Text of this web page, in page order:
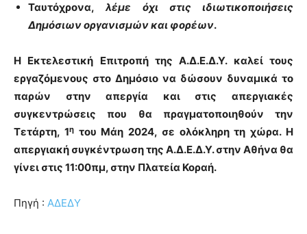
Ταυτόχρονα,λέμε όχι στις ιδιωτικοποιήσεις
Δημόσιων οργανισμών και φορέων.
Η Εκτελεστική Επιτροπή της Α.Δ.Ε.Δ.Υ. καλεί τους
εργαζόμενους στο Δημόσιο να δώσουν δυναμικά το
παρών στην απεργία και στις απεργιακές
συγκεντρώσεις που θα πραγματοποιηθούν την
Τετάρτη, 1ητου Μάη 2024, σε ολόκληρη τη χώρα. Η
απεργιακή συγκέντρωση της Α.Δ.Ε.Δ.Υ. στην Αθήνα θα
γίνει στις 11:00πμ, στην Πλατεία Κοραή.
Πηγή : ΑΔΕΔΥ